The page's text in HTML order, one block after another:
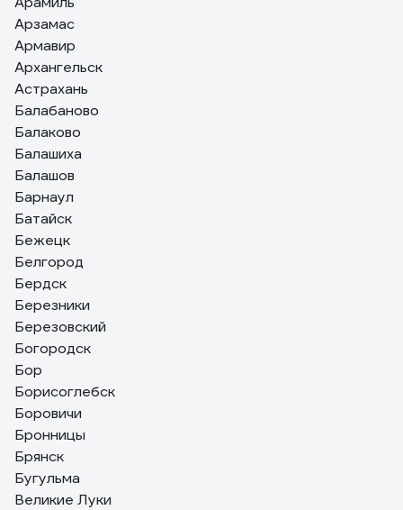
Арзамас
Армавир
Архангельск
Астрахань
Балабаново
Балаково
Балашиха
Балашов
Барнаул
Батайск
Бежецк
Белгород
Бердск
Березники
Березовский
Богородск
Бор
Борисоглебск
Боровичи
Бронницы
Брянск
Бугульма
Великие Луки